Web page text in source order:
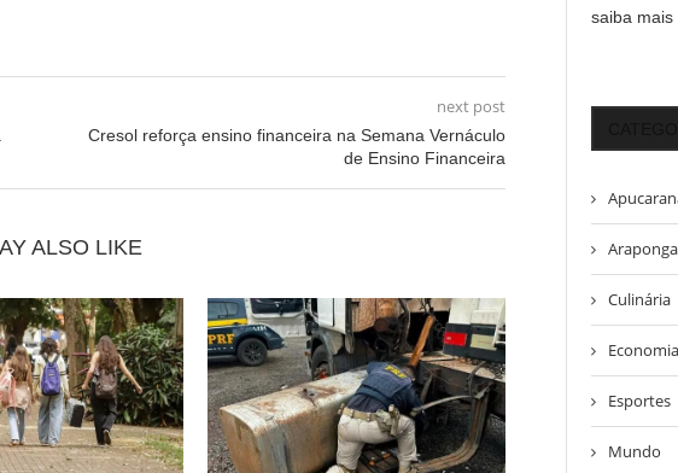
next post
Cresol reforça ensino financeira na Semana Vernáculo
de Ensino Financeira
ALSO LIKE
saiba mais
Culinária
Economia
Esportes
Mundo